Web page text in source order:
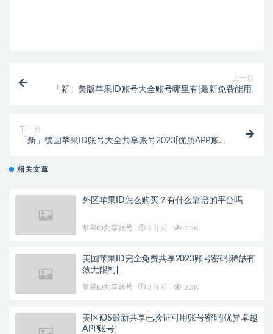
上一篇
「新」美版苹果ID账号大全账号哪里有[最新免费能用]
下一篇
「新」德国苹果ID账号大全共享账号2023[优质APP账
相关文章
外区苹果ID怎么购买？有什么靠谱的平台吗
苹果ID共享账号 2 年前 1.5K
美国苹果ID完全免费共享2023账号密码[稀缺有
效无限制]
苹果ID共享账号 3 年前 2.3K
美区iOS最新共享已验证可用账号密码[优异卓越
APP账号]